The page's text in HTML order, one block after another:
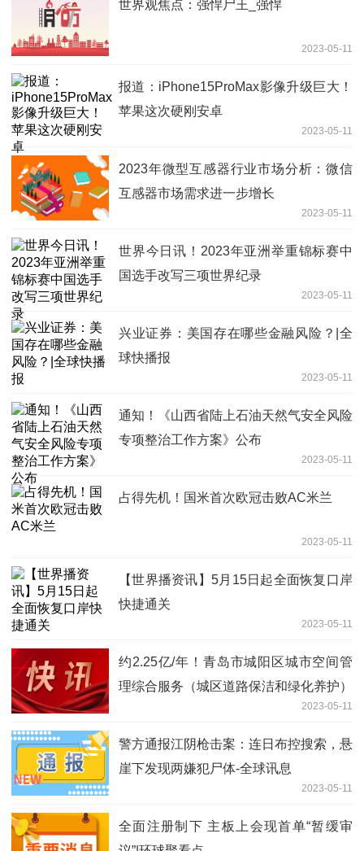
世界观焦点：强悍尸王_强悍
2023-05-11
报道：iPhone15ProMax影像升级巨大！
苹果这次硬刚安卓
2023-05-11
2023年微型互感器行业市场分析：微信
互感器市场需求进一步增长
2023-05-11
世界今日讯！2023年亚洲举重锦标赛中
国选手改写三项世界纪录
2023-05-11
兴业证券：美国存在哪些金融风险？|全
球快播报
2023-05-11
通知！《山西省陆上石油天然气安全风险
专项整治工作方案》公布
2023-05-11
占得先机！国米首次欧冠击败AC米兰
2023-05-11
【世界播资讯】5月15日起全面恢复口岸
快捷通关
2023-05-11
约2.25亿/年！青岛市城阳区城市空间管
理综合服务（城区道路保洁和绿化养护）
2023-05-11
警方通报江阴枪击案：连日布控搜索，悬
崖下发现两嫌犯尸体-全球讯息
2023-05-11
全面注册制下 主板上会现首单“暂缓审